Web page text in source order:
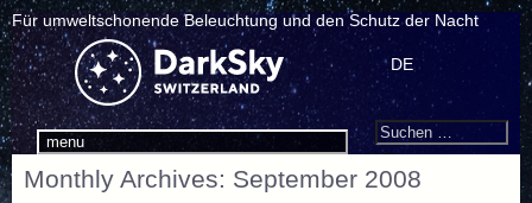
Für umweltschonende Beleuchtung und den Schutz der Nacht
menu
DE
Search
Suchen
Monthly Archives: September 2008